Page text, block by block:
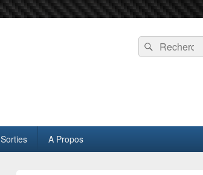
Recherche :
Rechercher
Sorties A Propos